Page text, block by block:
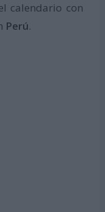
calendario con
Perú.